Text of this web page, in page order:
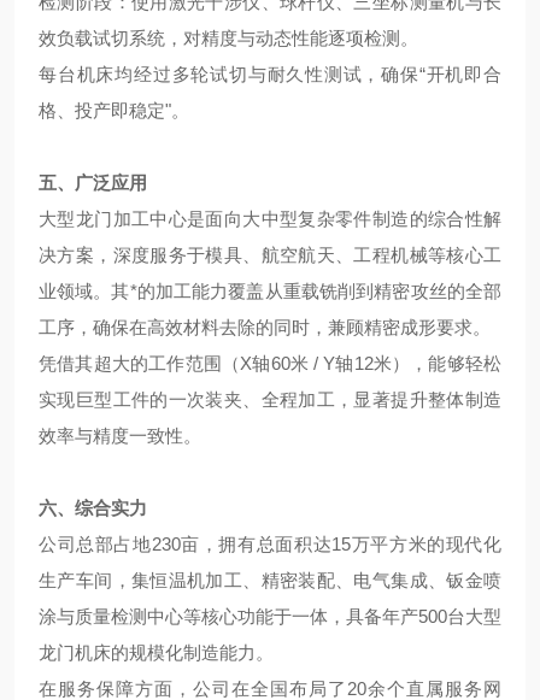
效负载试切系统，对精度与动态性能逐项检测。
每台机床均经过多轮试切与耐久性测试，确保“开机即合
格、投产即稳定"。
五、广泛应用
大型龙门加工中心是面向大中型复杂零件制造的综合性解
决方案，深度服务于模具、航空航天、工程机械等核心工
业领域。其*的加工能力覆盖从重载铣削到精密攻丝的全部
工序，确保在高效材料去除的同时，兼顾精密成形要求。
凭借其超大的工作范围（X轴60米 / Y轴12米），能够轻松
实现巨型工件的一次装夹、全程加工，显著提升整体制造
效率与精度一致性。
六、综合实力
公司总部占地230亩，拥有总面积达15万平方米的现代化
生产车间，集恒温机加工、精密装配、电气集成、钣金喷
涂与质量检测中心等核心功能于一体，具备年产500台大型
龙门机床的规模化制造能力。
在服务保障方面，公司在全国布局了20余个直属服务网